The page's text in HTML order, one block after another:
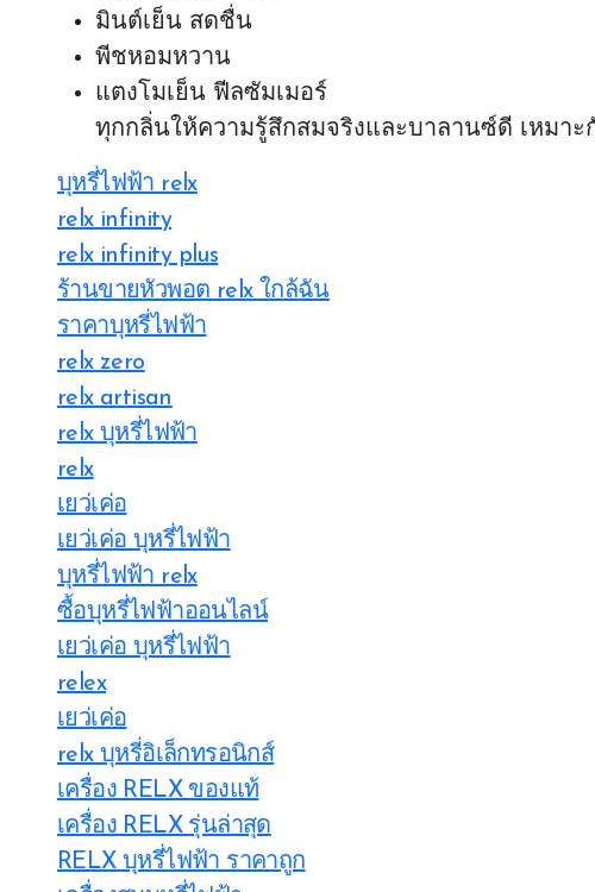
มินต์เย็น สดชื่น
พีชหอมหวาน
แตงโมเย็น ฟีลซัมเมอร์
ทุกกลิ่นให้ความรู้สึกสมจริงและบาลานซ์ดี เหมาะ
บุหรี่ไฟฟ้า relx
relx infinity
relx infinity plus
ร้านขายหัวพอต relx ใกล้ฉัน
ราคาบุหรี่ไฟฟ้า
relx zero
relx artisan
relx บุหรี่ไฟฟ้า
relx
เยว่เค่อ
เยว่เค่อ บุหรี่ไฟฟ้า
บุหรี่ไฟฟ้า relx
ซื้อบุหรี่ไฟฟ้าออนไลน์
เยว่เค่อ บุหรี่ไฟฟ้า
relex
เยว่เค่อ
relx บุหรี่อิเล็กทรอนิกส์
เครื่อง RELX ของแท้
เครื่อง RELX รุ่นล่าสุด
RELX บุหรี่ไฟฟ้า ราคาถูก